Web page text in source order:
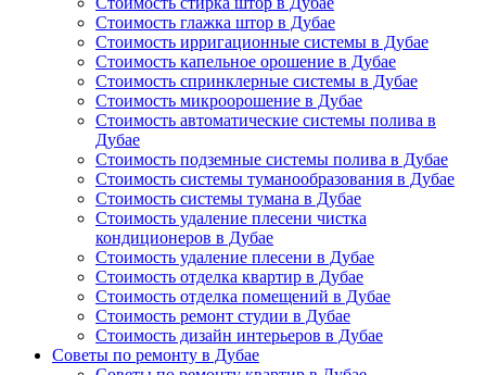
Стоимость глажка штор в Дубае
Стоимость ирригационные системы в Дубае
Стоимость капельное орошение в Дубае
Стоимость спринклерные системы в Дубае
Стоимость микроорошение в Дубае
Стоимость автоматические системы полива в
Дубае
Стоимость подземные системы полива в Дубае
Стоимость системы туманообразования в Дубае
Стоимость системы тумана в Дубае
Стоимость удаление плесени чистка
кондиционеров в Дубае
Стоимость удаление плесени в Дубае
Стоимость отделка квартир в Дубае
Стоимость отделка помещений в Дубае
Стоимость ремонт студии в Дубае
Стоимость дизайн интерьеров в Дубае
Советы по ремонту в Дубае